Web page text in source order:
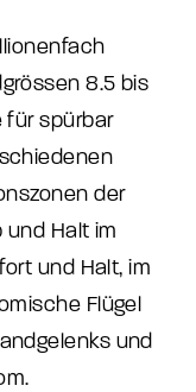
8.5 bis
für spürbar
der
und Halt im
und Halt, im
Flügel
und